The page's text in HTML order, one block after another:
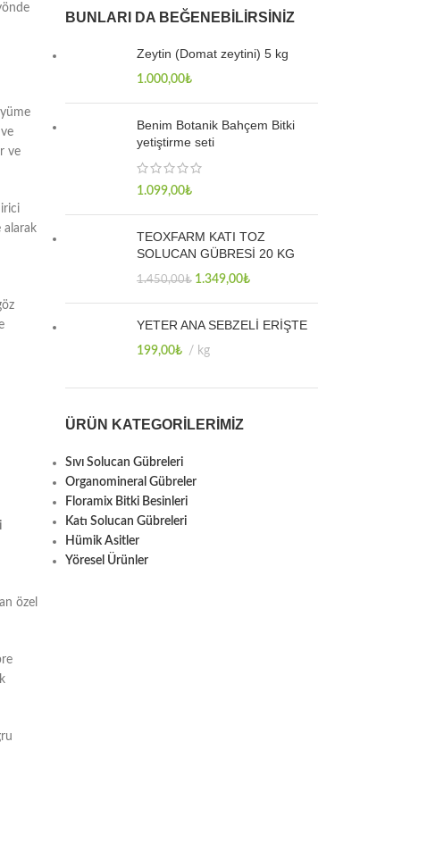
ve
alarak
özel
BUNLARI DA BEĞENEBILIRSINIZ
Zeytin (Domat zeytini) 5 kg
1.000,00₺
Benim Botanik Bahçem Bitki
yetiştirme seti
1.099,00₺
TEOXFARM KATI TOZ
SOLUCAN GÜBRESİ 20 KG
1.450,00₺ 1.349,00₺
YETER ANA SEBZELİ ERİŞTE
199,00₺ kg
ÜRÜN KATEGORILERIMIZ
Sıvı Solucan Gübreleri
Organomineral Gübreler
Floramix Bitki Besinleri
Katı Solucan Gübreleri
Hümik Asitler
Yöresel Ürünler